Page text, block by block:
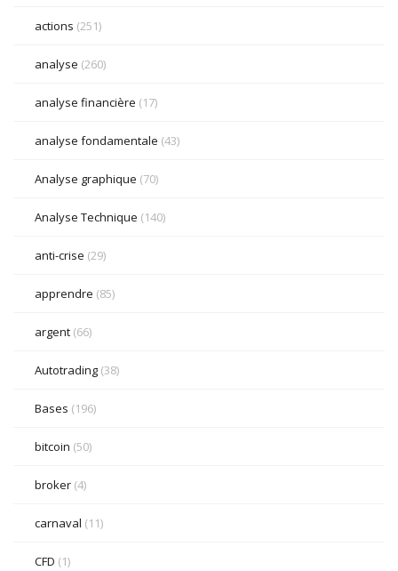
actions (251)
analyse (260)
analyse financière (17)
analyse fondamentale (43)
Analyse graphique (70)
Analyse Technique (140)
anti-crise (29)
apprendre (85)
argent (66)
Autotrading (38)
Bases (196)
bitcoin (50)
broker (4)
carnaval (11)
CFD (1)